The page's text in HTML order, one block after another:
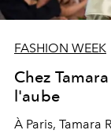
FASHION WEEK
Chez
l'aube
À Paris, Tamara